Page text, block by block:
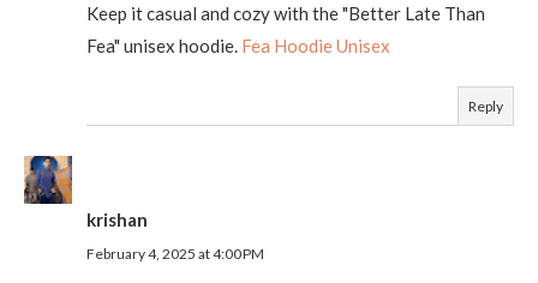
Keep it casual and cozy with the "Better Late Than
Fea" unisex hoodie. Fea Hoodie Unisex
Reply
krishan
February 4, 2025 at 4:00 PM